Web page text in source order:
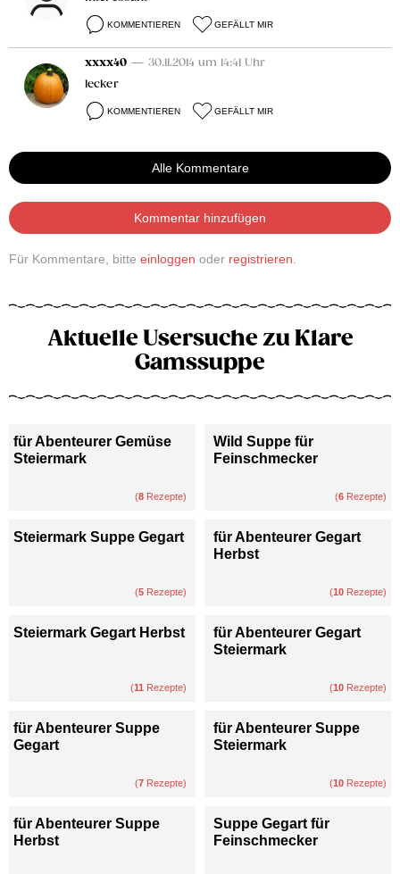
KOMMENTIEREN GEFÄLLT MIR
xxxx40 — 30.11.2014 um 14:41 Uhr
lecker
KOMMENTIEREN GEFÄLLT MIR
Alle Kommentare
Kommentar hinzufügen
Für Kommentare, bitte einloggen oder registrieren
Aktuelle Usersuche zu Klare
Gamssuppe
für Abenteurer Gemüse
Steiermark
(8 Rezepte)
Wild Suppe für
Feinschmecker
(6 Rezepte)
Steiermark Suppe Gegart
(5 Rezepte)
für Abenteurer Gegart
Herbst
(10 Rezepte)
Steiermark Gegart Herbst
(11 Rezepte)
für Abenteurer Gegart
Steiermark
(10 Rezepte)
für Abenteurer Suppe
Gegart
(7 Rezepte)
für Abenteurer Suppe
Steiermark
(10 Rezepte)
für Abenteurer Suppe
Herbst
Suppe Gegart für
Feinschmecker